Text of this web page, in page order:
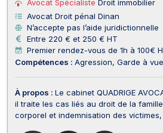
Avocat Spécialiste Droit immobilier
Avocat Droit pénal Dinan
N’accepte pas l’aide juridictionnelle
Entre 220 € et 250 € HT
Premier rendez-vous de 1h à 100€
Compétences : Agression Garde à vue
À propos : Le cabinet QUADRIGE
il traite les cas liés au droit de la
corporel et indemnisation des